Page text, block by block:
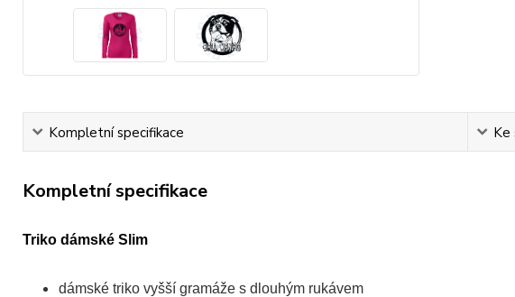
Kompletní specifikace Ke
Kompletní specifikace
Triko dámské Slim
dámské triko vyšší gramáže s dlouhým rukávem